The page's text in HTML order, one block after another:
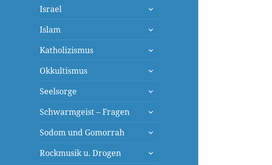
Israel
untermenü
Islam
untermenü
Katholizismus
untermenü
Okkultismus
untermenü
Seelsorge
untermenü
Schwarmgeist – Fragen
untermenü
Sodom und Gomorrah
untermenü
Rockmusik u. Drogen
untermenü